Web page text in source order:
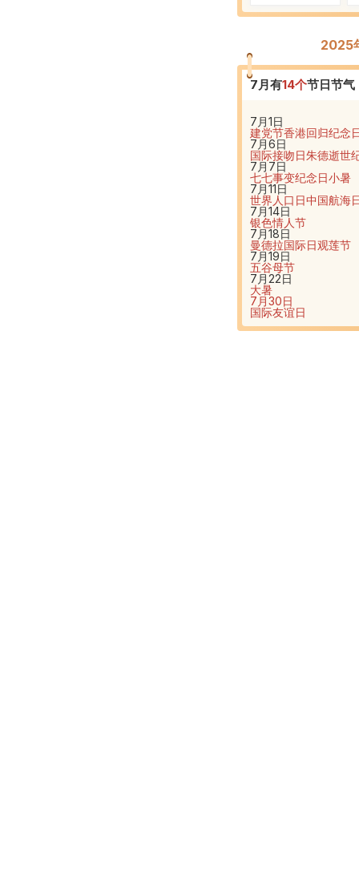
2025
7月有14个节日节气
7月1日
建党节香港回归纪念
7月6日
国际接吻日朱德逝世
7月7日
七七事变纪念日小暑
7月11日
世界人口日中国航海
7月14日
银色情人节
7月18日
曼德拉国际日观莲节
7月19日
五谷母节
7月22日
大暑
7月30日
国际友谊日